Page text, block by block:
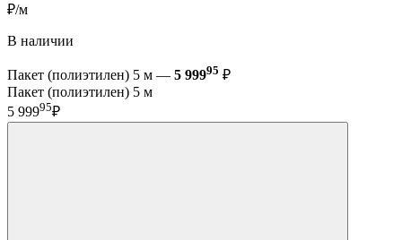
₽/м
В наличии
Пакет (полиэтилен) 5 м — 5 99995 ₽
Пакет (полиэтилен) 5 м
5 99995₽